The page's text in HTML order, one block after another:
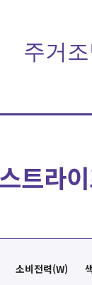
주거
트라
소비전력(W)